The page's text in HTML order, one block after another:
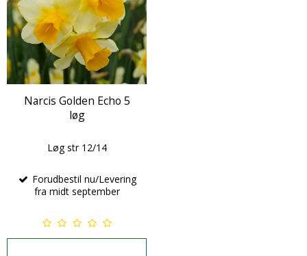
Narcis Golden Echo 5
løg
Løg str 12/14
Forudbestil nu/Levering
fra midt september